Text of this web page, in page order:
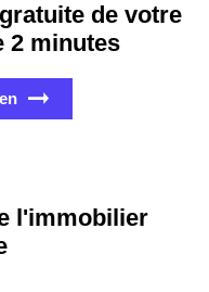
de votre
2 minutes
l'immobilier